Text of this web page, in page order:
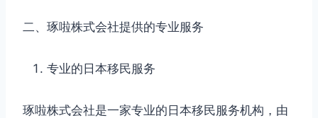
二、琢啦株式会社提供的专业服务
专业的日本移民服务
琢啦株式会社是一家专业的日本移民服务机构，由